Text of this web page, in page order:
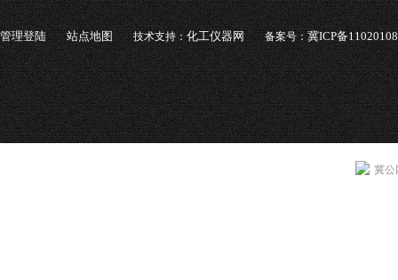
管理登陆 站点地图 技术支持：化工仪器网 备案号：冀ICP备
冀公